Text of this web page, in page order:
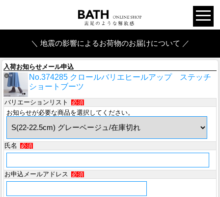
＼ 地震の影響によるお荷物のお届けについて ／
入荷お知らせメール申込
No.374285 クロールバリエヒールアップ ステッチ
ショートブーツ
バリエーションリスト 必須
お知らせが必要な商品を選択してください。
氏名 必須
お申込メールアドレス 必須